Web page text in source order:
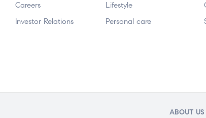
Careers
Investor Relations
Lifestyle
Personal care
ABOUT US